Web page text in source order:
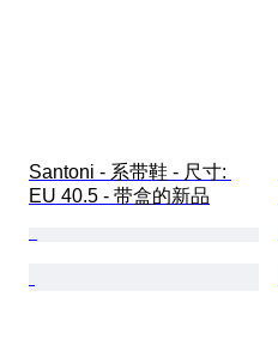
Santoni - 系带鞋 - 尺寸:
EU 40.5 - 带盒的新品